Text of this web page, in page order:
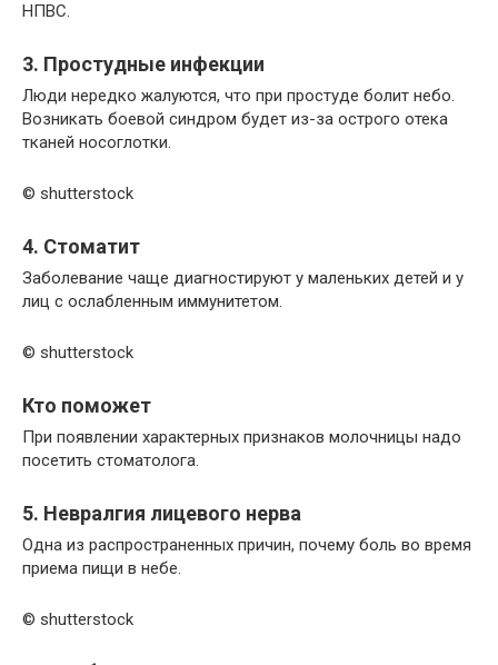
НПВС.
3. Простудные инфекции
Люди нередко жалуются, что при простуде болит небо.
Возникать боевой синдром будет из-за острого отека
тканей носоглотки.
© shutterstock
4. Стоматит
Заболевание чаще диагностируют у маленьких детей и у
лиц с ослабленным иммунитетом.
© shutterstock
Кто поможет
При появлении характерных признаков молочницы надо
посетить стоматолога.
5. Невралгия лицевого нерва
Одна из распространенных причин, почему боль во время
приема пищи в небе.
© shutterstock